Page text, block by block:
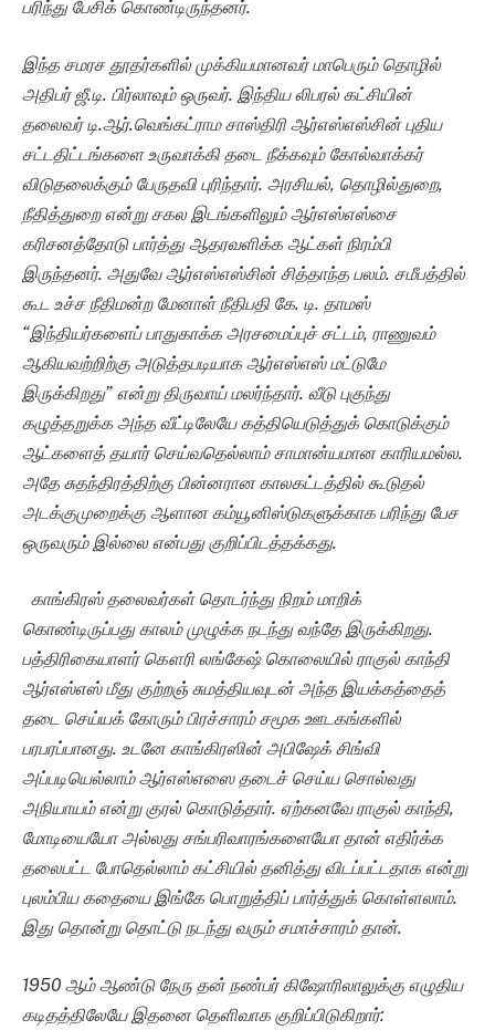
பரிந்து பேசிக் கொண்டிருந்தனர்.
இந்த சமரச தூதர்களில் முக்கியமானவர் மாபெரும் தொழில்
அதிபர் ஜீ.டி. பிர்லாவும் ஒருவர். இந்திய லிபரல் கட்சியின்
தலைவர் டி.ஆர்.வெங்கட்ராம சாஸ்திரி ஆர்எஸ்எஸ்சின் புதிய
சட்டதிட்டங்களை உருவாக்கி தடை நீக்கவும் கோல்வாக்கர்
விடுதலைக்கும் பேருதவி புரிந்தார். அரசியல், தொழில்துறை,
நீதித்துறை என்று சகல இடங்களிலும் ஆர்எஸ்எஸ்சை
கரிசனத்தோடு பார்த்து ஆதரவளிக்க ஆட்கள் நிரம்பி
இருந்தனர். அதுவே ஆர்எஸ்எஸ்சின் சித்தாந்த பலம். சமீபத்தில்
கூட உச்ச நீதிமன்ற மேனாள் நீதிபதி கே. டி. தாமஸ்
“இந்தியர்களைப் பாதுகாக்க அரசமைப்புச் சட்டம், ராணுவம்
ஆகியவற்றிற்கு அடுத்தபடியாக ஆர்எஸ்எஸ் மட்டுமே
இருக்கிறது” என்று திருவாய் மலர்ந்தார். வீடு புகுந்து
கழுத்தறுக்க அந்த வீட்டிலேயே கத்தியெடுத்துக் கொடுக்கும்
ஆட்களைத் தயார் செய்வதெல்லாம் சாமான்யமான காரியமல்ல.
அதே சுதந்திரத்திற்கு பின்னரான காலகட்டத்தில் கூடுதல்
அடக்குமுறைக்கு ஆளான கம்யூனிஸ்டுகளுக்காக பரிந்து பேச
ஒருவரும் இல்லை என்பது குறிப்பிடத்தக்கது.
காங்கிரஸ் தலைவர்கள் தொடர்ந்து நிறம் மாறிக்
கொண்டிருப்பது காலம் முழுக்க நடந்து வந்தே இருக்கிறது.
பத்திரிகையாளர் கௌரி லங்கேஷ் கொலையில் ராகுல் காந்தி
ஆர்எஸ்எஸ் மீது குற்றஞ் சுமத்தியவுடன் அந்த இயக்கத்தைத்
தடை செய்யக் கோரும் பிரச்சாரம் சமூக ஊடகங்களில்
பரபரப்பானது. உடனே காங்கிரஸின் அபிஷேக் சிங்வி
அப்படியெல்லாம் ஆர்எஸ்எஸை தடைச் செய்ய சொல்வது
அநியாயம் என்று குரல் கொடுத்தார். ஏற்கனவே ராகுல் காந்தி,
மோடியையோ அல்லது சங்பரிவாரங்களையோ தான் எதிர்க்க
தலைபட்ட போதெல்லாம் கட்சியில் தனித்து விடப்பட்டதாக என்று
புலம்பிய கதையை இங்கே பொறுத்திப் பார்த்துக் கொள்ளலாம்.
இது தொன்று தொட்டு நடந்து வரும் சமாச்சாரம் தான்.
1950 ஆம் ஆண்டு நேரு தன் நண்பர் கிஷோரிலாலுக்கு எழுதிய
கடிதத்திலேயே இதனை தெளிவாக குறிப்பிடுகிறார்: